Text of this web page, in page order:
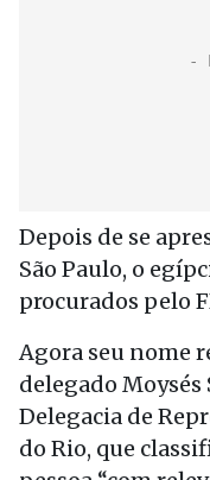
Depois de se
São Paulo, o
procurados pelo
Agora seu nome
delegado
Delegacia de
do Rio, que